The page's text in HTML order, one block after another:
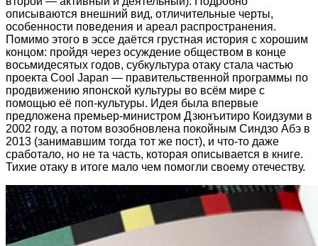
описываются внешний вид, отличительные черты,
особенности поведения и ареал распространения.
Помимо этого в эссе даётся грустная история с хорошим
концом: пройдя через осуждение обществом в конце
восьмидесятых годов, субкультура отаку стала частью
проекта Cool Japan — правительственной программы по
продвижению японской культуры во всём мире с
помощью её поп-культуры. Идея была впервые
предложена премьер-министром Дзюнъитиро Коидзуми в
2002 году, а потом возобновлена покойным Синдзо Абэ в
2013 (занимавшим тогда тот же пост), и что-то даже
сработало, но не та часть, которая описывается в книге.
Тихие отаку в итоге мало чем помогли своему отечеству.